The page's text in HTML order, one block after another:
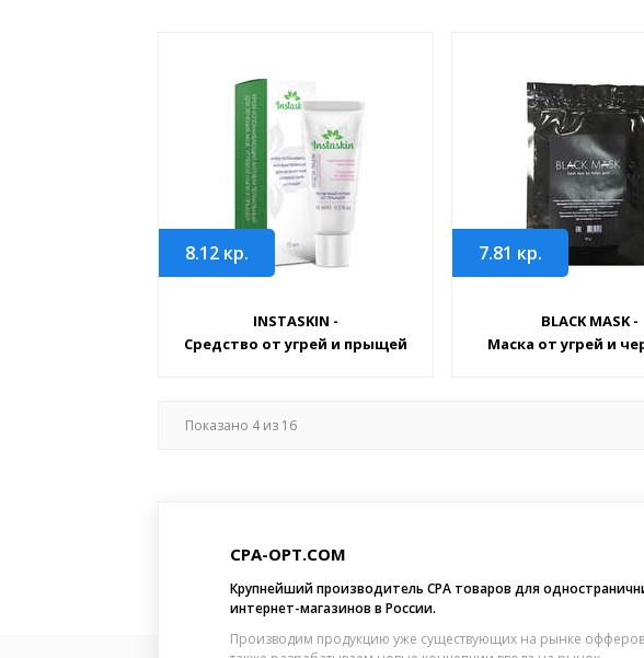
8.12 кр.
INSTASKIN -
Средство от угрей и прыщей
7.81 кр.
BLACK MASK -
Маска от угрей и
Показано 4из 16
CPA-OPT.COM
Крупнейший производитель CPA товаров для
интернет-магазинов в России.
Производим продукцию уже существующих на рынке